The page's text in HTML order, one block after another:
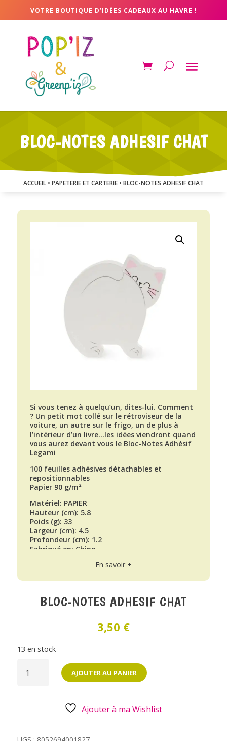
VOTRE BOUTIQUE D’IDÉES CADEAUX AU HAVRE !
BLOC-NOTES ADHESIF CHAT
ACCUEIL • PAPETERIE ET CARTERIE • BLOC-NOTES ADHESIF CHAT
Si vous tenez à quelqu’un, dites-lui. Comment
? Un petit mot collé sur le rétroviseur de la
voiture, un autre sur le frigo, un de plus à
l’intérieur d’un livre…les idées viendront quand
vous aurez devant vous le Bloc-Notes Adhésif
Legami
100 feuilles adhésives détachables et
repositionnables
Papier 90 g/m²
Matériel: PAPIER
Hauteur (cm): 5.8
Poids (g): 33
Largeur (cm): 4.5
Profondeur (cm): 1.2
Fabriqué en: Chine
En savoir +
BLOC-NOTES ADHESIF CHAT
3,50 €
13 en stock
DE
BLOC- AJOUTER AU PANIER
Ajouter à ma Wishlist